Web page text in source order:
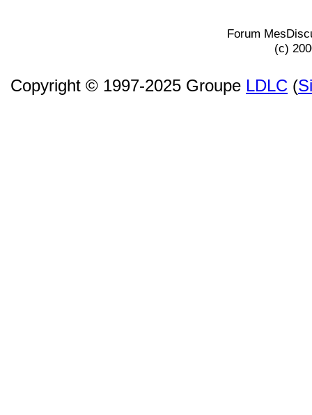
Forum
(c)
Copyright © 1997-2025 Groupe LDLC (